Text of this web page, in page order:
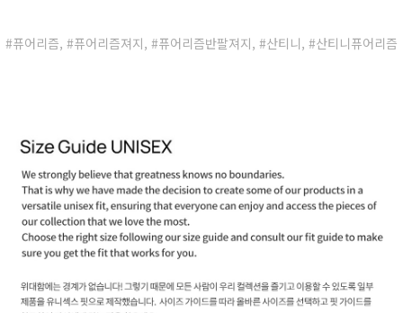
#퓨어리즘, #퓨어리즘져지, #퓨어리즘반팔져지, #산티니, #산티니퓨어리즘